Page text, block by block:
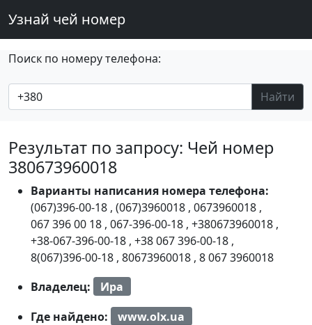
Узнай чей номер
Поиск по номеру телефона:
Найти
Результат по запросу: Чей номер
380673960018
Варианты написания номера телефона:
(067)396-00-18 , (067)3960018 , 0673960018 ,
067 396 00 18 , 067-396-00-18 , +380673960018 ,
+38-067-396-00-18 , +38 067 396-00-18 ,
8(067)396-00-18 , 80673960018 , 8 067 3960018
Владелец:
Ира
Где найдено:
www.olx.ua